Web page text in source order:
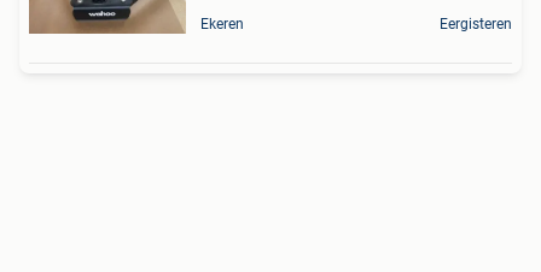
Ekeren Eergisteren